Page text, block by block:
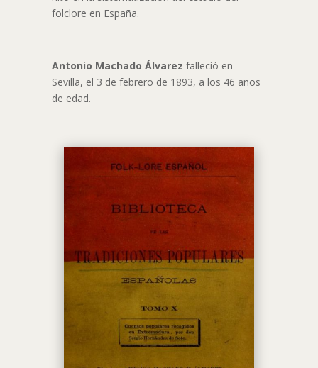
folclore en España.
Antonio Machado Álvarez falleció en
Sevilla, el 3 de febrero de 1893, a los 46 años
de edad.